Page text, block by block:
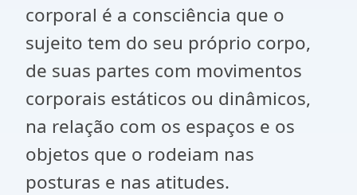
corporal é a consciência que o
sujeito tem do seu próprio corpo,
de suas partes com movimentos
corporais estáticos ou dinâmicos,
na relação com os espaços e os
objetos que o rodeiam nas
posturas e nas atitudes.